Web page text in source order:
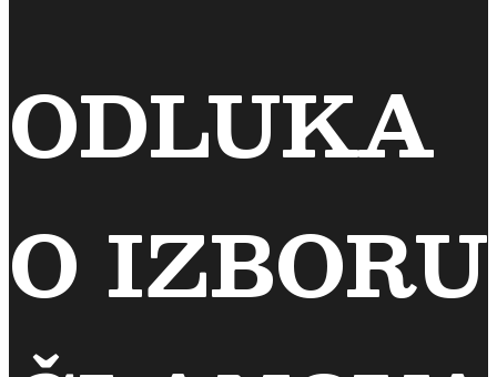
ODLUKA
O IZBORU